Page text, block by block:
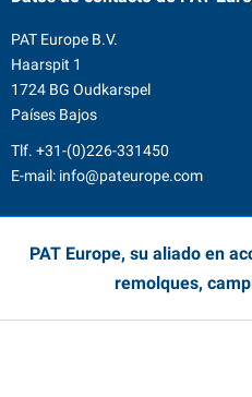
PAT Europe B.V.
Haarspit 1
1724 BG Oudkarspel
Países Bajos
Tlf. +31-(0)226-331450
E-mail: info@pateurope.com
PAT Europe, su aliado en
remolques,